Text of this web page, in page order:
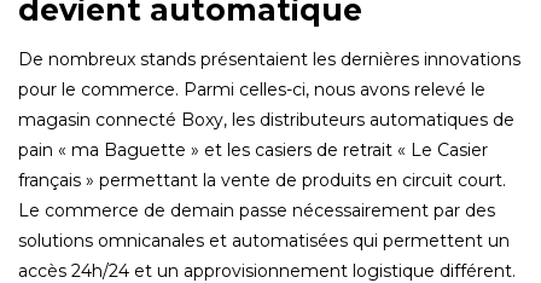
devient automatique
De nombreux stands présentaient les dernières innovations
pour le commerce. Parmi celles-ci, nous avons relevé le
magasin connecté Boxy, les distributeurs automatiques de
pain « ma Baguette » et les casiers de retrait « Le Casier
français » permettant la vente de produits en circuit court.
Le commerce de demain passe nécessairement par des
solutions omnicanales et automatisées qui permettent un
accès 24h/24 et un approvisionnement logistique différent.